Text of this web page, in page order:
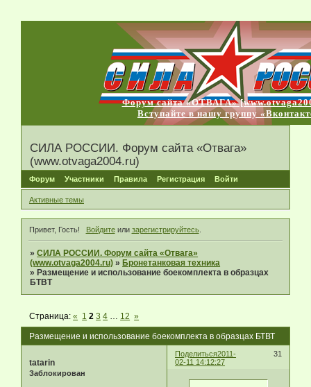
Форум сайта «ОТВАГА»
Вступайте в нашу группу
СИЛА РОССИИ. Форум сайта «Отвага»
(www.otvaga2004.ru)
Форум Участники Правила Регистрация Войти
Активные темы
Привет, Гость! Войдитеили зарегистрируйтесь.
»СИЛА РОССИИ. Форум сайта «Отвага»
(www.otvaga2004.ru) » Бронетанковая техника
» Размещение и использование боекомплекта в образцах
БТВТ
Размещение и использование боекомплекта в образцах БТВТ
Страница:« 1 2 3 4 12 »
Поделиться 31
2011-
02-11 14:12:27
tatarin
Заблокирован